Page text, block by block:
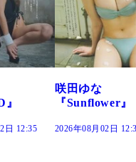
『Sunflower』
2026年08月02日 12:30
だま
2026年